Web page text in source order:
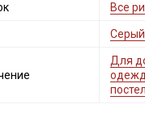
Все
Серый
Для